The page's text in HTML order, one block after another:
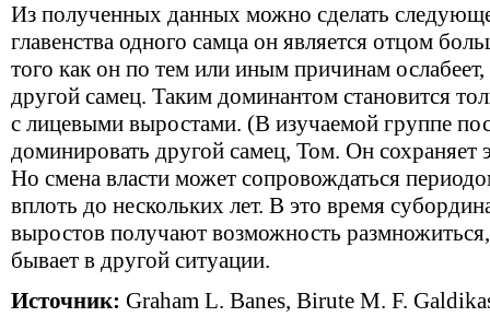
Из полученных данных можно сделать
главенства одного самца он является отцом
того как он по тем или иным причинам
другой самец. Таким доминантом становится
с лицевыми выростами. (В изучаемой группе
доминировать другой самец, Том. Он сохраняет
Но смена власти может сопровождаться
вплоть до нескольких лет. В это время
выростов получают возможность
бывает в другой ситуации.
Источник: Graham L. Banes, Birute M. F.